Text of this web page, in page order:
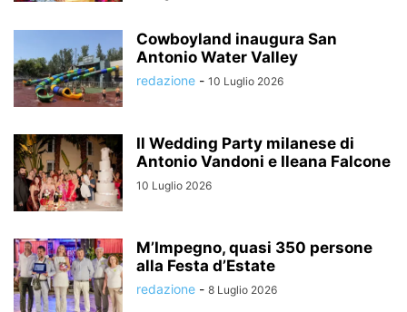
Cowboyland inaugura San
Antonio Water Valley
redazione - 10 Luglio 2026
Il Wedding Party milanese di
Antonio Vandoni e Ileana Falcone
10 Luglio 2026
M’Impegno, quasi 350 persone
alla Festa d’Estate
redazione - 8 Luglio 2026